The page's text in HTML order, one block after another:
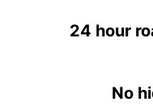
24 hour
No